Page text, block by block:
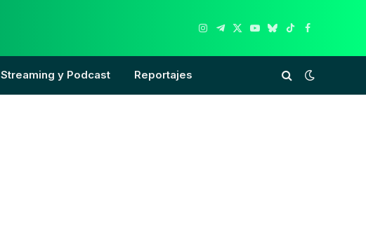
Instagram
Telegram
X
YouTube
Bluesky
TikTokFacebook
Streaming y Podcast Reportajes